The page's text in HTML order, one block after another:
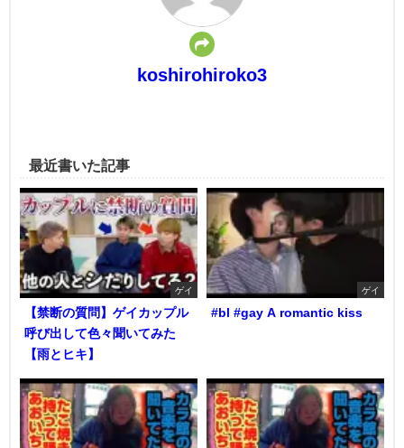
koshirohiroko3
最近書いた記事
ゲイ
【禁断の質問】ゲイカップル
呼び出して色々聞いてみた
【雨とヒキ】
ゲイ
#bl #gay A romantic kiss